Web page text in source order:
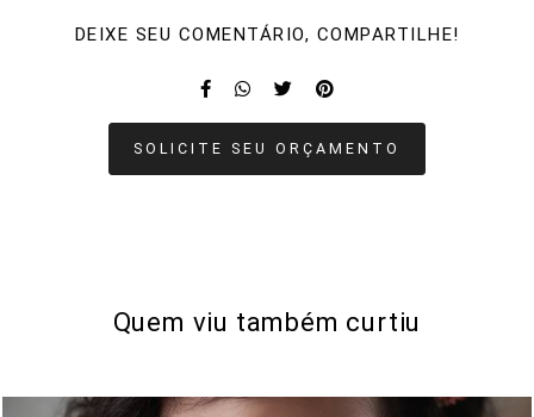
DEIXE SEU COMENTÁRIO, COMPARTILHE!
SOLICITE SEU ORÇAMENTO
Quem viu também curtiu